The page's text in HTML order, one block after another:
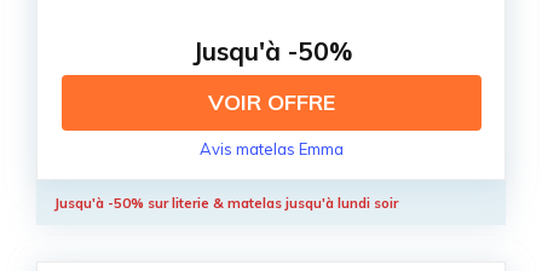
Jusqu'à -50%
VOIR OFFRE
Avis matelas Emma
Jusqu'à -50% sur literie & matelas jusqu'à lundi soir